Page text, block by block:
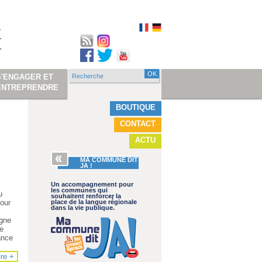
BOUTIQUE
CONTACT
ACTU
MA COMMUNE DIT
JA !
Un accompagnement pour
les communes qui
souhaitent renforcer la
place de la langue régionale
dans la vie publique.
+
ET
Formulaire de
Recherche